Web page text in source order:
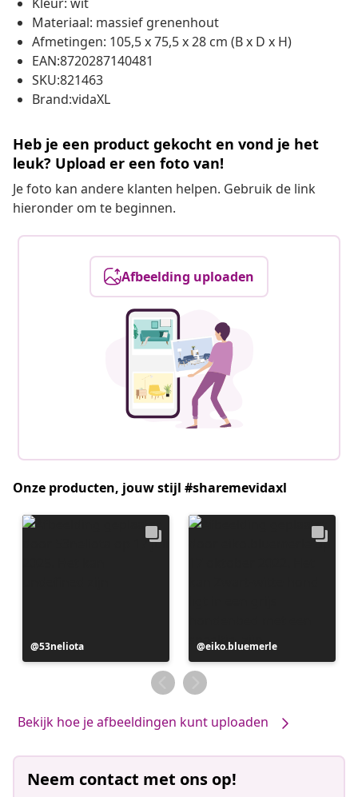
Materiaal: massief grenenhout
Afmetingen: 105,5 x 75,5 x 28 cm (B x D x H)
EAN:8720287140481
SKU:821463
Brand:vidaXL
Heb je een product gekocht en vond je het
leuk? Upload er een foto van!
Je foto kan andere klanten helpen. Gebruik de link
hieronder om te beginnen.
Afbeelding uploaden
Onze producten, jouw stijl #sharemevidaxl
Bericht
gepubliceerd
53neliota
Bericht
gepubliceerd
door
eiko.bluemerle
Bekijk hoe je afbeeldingen kunt uploaden
Neem contact met ons op!